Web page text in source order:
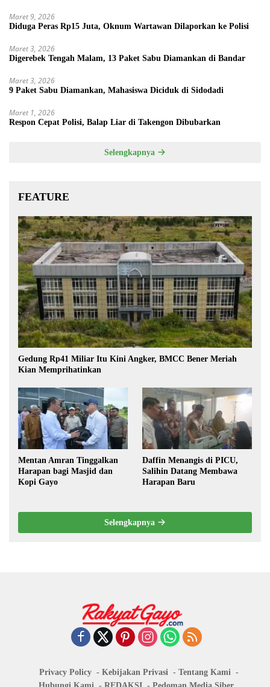
Maret 9, 2026
Diduga Peras Rp15 Juta, Oknum Wartawan Dilaporkan ke Polisi
Maret 3, 2026
Digerebek Tengah Malam, 13 Paket Sabu Diamankan di Bandar
Maret 3, 2026
9 Paket Sabu Diamankan, Mahasiswa Diciduk di Sidodadi
Maret 1, 2026
Respon Cepat Polisi, Balap Liar di Takengon Dibubarkan
Selengkapnya
FEATURE
Gedung Rp41 Miliar Itu Kini Angker, BMCC Bener Meriah
Kian Memprihatinkan
Mentan Amran Tinggalkan
Harapan bagi Masjid dan
Kopi Gayo
Daffin Menangis di PICU,
Salihin Datang Membawa
Harapan Baru
Selengkapnya
Privacy Policy Kebijakan Privasi
Tentang Kami